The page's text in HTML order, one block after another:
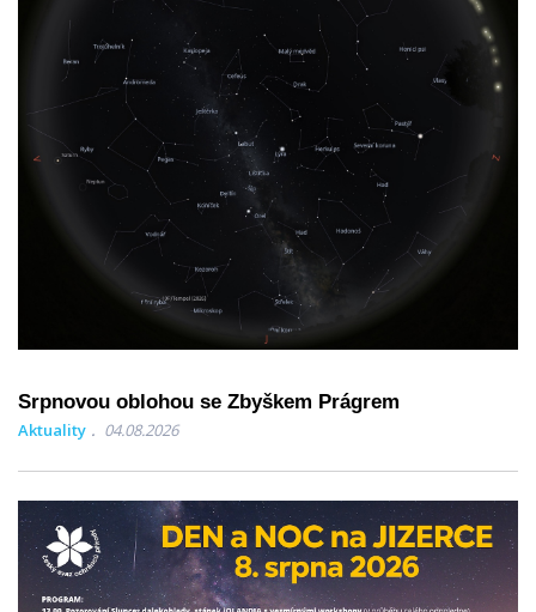
Srpnovou oblohou se Zbyškem Prágrem
Aktuality 04.08.2026